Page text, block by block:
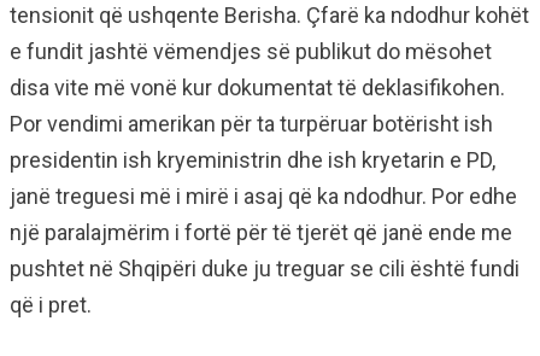
tensionit që ushqente Berisha. Çfarë ka ndodhur kohët
e fundit jashtë vëmendjes së publikut do mësohet
disa vite më vonë kur dokumentat të deklasifikohen.
Por vendimi amerikan për ta turpëruar botërisht ish
presidentin ish kryeministrin dhe ish kryetarin e PD,
janë treguesi më i mirë i asaj që ka ndodhur. Por edhe
një paralajmërim i fortë për të tjerët që janë ende me
pushtet në Shqipëri duke ju treguar se cili është fundi
që i pret.